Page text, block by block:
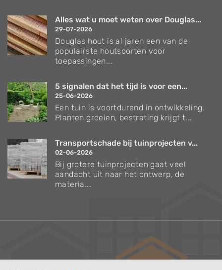
Alles wat u moet weten over Douglas...
29-07-2026
Douglas hout is al jaren een van de
populairste houtsoorten voor
toepassingen...
5 signalen dat het tijd is voor een...
25-06-2026
Een tuin is voortdurend in ontwikkeling.
Planten groeien, bestrating krijgt t...
Transportschade bij tuinprojecten v...
02-06-2026
Bij grotere tuinprojecten gaat veel
aandacht uit naar het ontwerp, de
materia...